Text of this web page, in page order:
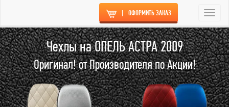
| ОФОРМИТЬ ЗАКАЗ
Чехлы на ОПЕЛЬ АСТРА 2009
Оригинал! от Производителя по Акции!